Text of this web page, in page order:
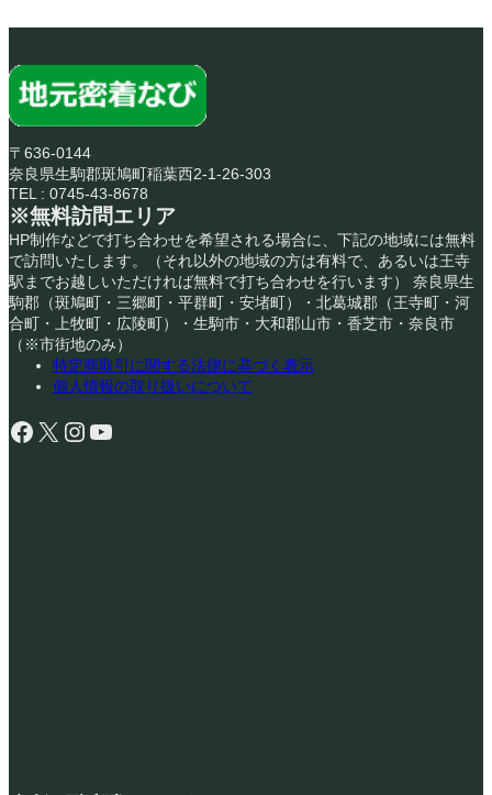
〒636-0144
奈良県生駒郡斑鳩町稲葉西2-1-26-303
TEL : 0745-43-8678
※無料訪問エリア
HP制作などで打ち合わせを希望される場合に、下記の地域には無料
で訪問いたします。（それ以外の地域の方は有料で、あるいは王寺
駅までお越しいただければ無料で打ち合わせを行います） 奈良県生
駒郡（斑鳩町・三郷町・平群町・安堵町）・北葛城郡（王寺町・河
合町・上牧町・広陵町）・生駒市・大和郡山市・香芝市・奈良市
（※市街地のみ）
特定商取引に関する法律に基づく表示
個人情報の取り扱いについて
Facebook X Instagram YouTube